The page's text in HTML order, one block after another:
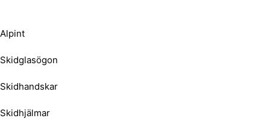
Alpint
Skidglasögon
Skidhandskar
Skidhjälmar